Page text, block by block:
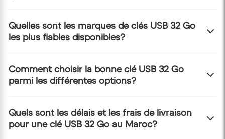
musique et de vidéos de taille modérée. Elle est
idéale pour les étudiants, les professionnels et un
Vous pouvez acheter des clés USB 32 Go de qualité
directement sur notre site e-commerce. Nous
modèles performants pour répondre à vos besoins
en matériel informatique et électronique au Maroc.
Quelles sont les marques de clés USB 32 Go
les plus fiables disponibles?
Parmi les marques les plus fiables et reconnues pour
leurs clés USB, on retrouve généralement SanDisk,
sélectionnons ces marques pour vous garantir
durabilité et performance.
Comment choisir la bonne clé USB 32 Go
parmi les différentes options?
Pour choisir, considérez la vitesse de lecture/écriture
(si vous transférez souvent de gros fichiers), la
Quels sont les délais et les frais de livraison
pour une clé USB 32 Go au Maroc?